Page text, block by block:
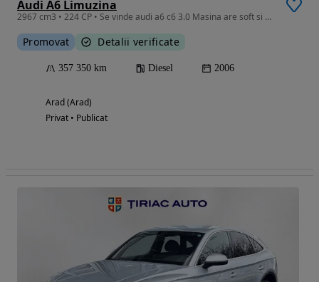
Audi A6 Limuzina
2967 cm3 • 224 CP • Se vinde audi a6 c6 3.0 Masina are soft si are 300 cai
Promovat Detalii verificate
357 350 km Diesel 2006
Arad (Arad)
Privat • Publicat